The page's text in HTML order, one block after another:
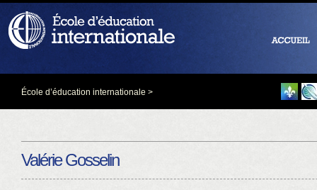
École d’éducation internationale >
Valérie Gosselin